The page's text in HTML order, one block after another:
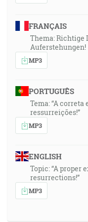
FRANÇAIS
Thema: Richtige
Auferstehungen!
MP3
PORTUGUÊS
Tema: “A
ressurreições!”
MP3
ENGLISH
Topic: “A proper
resurrections!”
MP3